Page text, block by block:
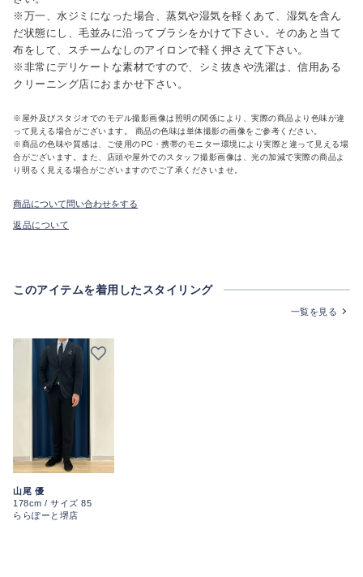
※万一、水ジミになった場合、蒸気や湿気を軽くあて、湿気を含ん
だ状態にし、毛並みに沿ってブラシをかけて下さい。そのあと当て
布をして、スチームなしのアイロンで軽く押さえて下さい。
※非常にデリケートな素材ですので、シミ抜きや洗濯は、信用ある
クリーニング店におまかせ下さい。
※屋外及びスタジオでのモデル撮影画像は照明の関係により、実際の商品より色味が違
って見える場合がございます。 商品の色味は単体撮影の画像をご参考ください。
※商品の色味や質感は、ご使用のPC・携帯のモニター環境により実際と違って見える場
合がございます。また、店頭や屋外でのスタッフ撮影画像は、光の加減で実際の商品よ
り明るく見える場合がございますのでご了承くださいませ。
商品について問い合わせをする
返品について
このアイテムを着用したスタイリング
一覧を見る
山尾 優
178cm / サイズ 85
ららぽーと堺店